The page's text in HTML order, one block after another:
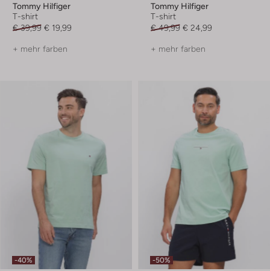
Tommy Hilfiger
T-shirt
€ 39,99 € 19,99
+ mehr farben
Tommy Hilfiger
T-shirt
€ 49,99 € 24,99
+ mehr farben
-40% -50%